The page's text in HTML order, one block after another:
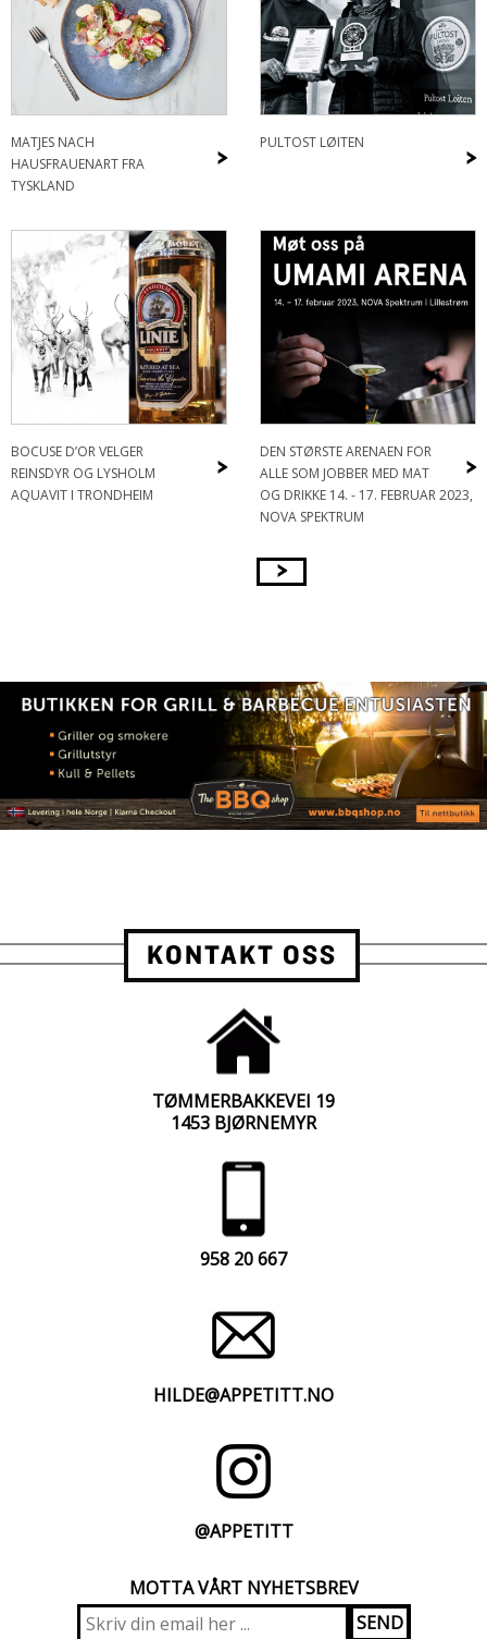
>
MATJES NACH
HAUSFRAUENART FRA
TYSKLAND
>
PULTOST LØITEN
>
BOCUSE D’OR VELGER
REINSDYR OG LYSHOLM
AQUAVIT I TRONDHEIM
>
DEN STØRSTE ARENAEN FOR
ALLE SOM JOBBER MED MAT
OG DRIKKE 14. - 17. FEBRUAR 2023,
NOVA SPEKTRUM
>
KONTAKT OSS
TØMMERBAKKEVEI 19
1453 BJØRNEMYR
958 20 667
HILDE@APPETITT.NO
@APPETITT
MOTTA VÅRT NYHETSBREV